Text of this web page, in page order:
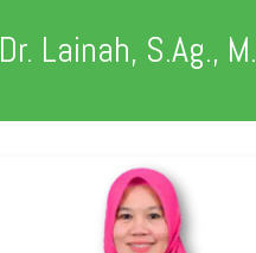
Dr. Lainah, S.Ag.,